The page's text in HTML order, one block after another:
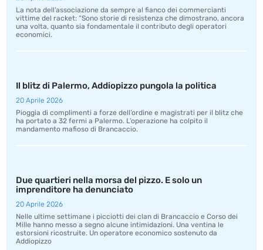
La nota dell’associazione da sempre al fianco dei commercianti
vittime del racket: “Sono storie di resistenza che dimostrano, ancora
una volta, quanto sia fondamentale il contributo degli operatori
economici.
Il blitz di Palermo, Addiopizzo pungola la politica
20 Aprile 2026
Pioggia di complimenti a forze dell’ordine e magistrati per il blitz che
ha portato a 32 fermi a Palermo. L’operazione ha colpito il
mandamento mafioso di Brancaccio.
Due quartieri nella morsa del pizzo. E solo un
imprenditore ha denunciato
20 Aprile 2026
Nelle ultime settimane i picciotti dei clan di Brancaccio e Corso dei
Mille hanno messo a segno alcune intimidazioni. Una ventina le
estorsioni ricostruite. Un operatore economico sostenuto da
Addiopizzo